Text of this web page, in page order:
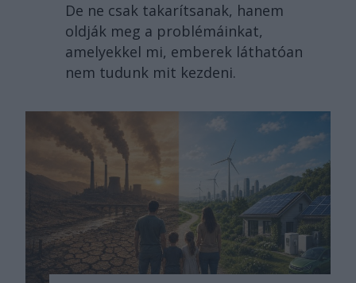
De ne csak takarítsanak, hanem
oldják meg a problémáinkat,
amelyekkel mi, emberek láthatóan
nem tudunk mit kezdeni.